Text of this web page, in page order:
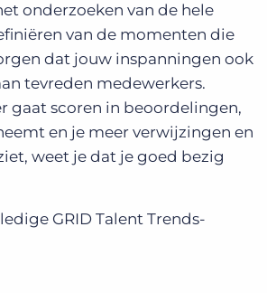
onderzoeken van de hele
van de momenten die
dat jouw inspanningen ook
tevreden medewerkers.
gaat scoren in beoordelingen,
en je meer verwijzingen en
weet je dat je goed bezig
GRID Talent Trends-